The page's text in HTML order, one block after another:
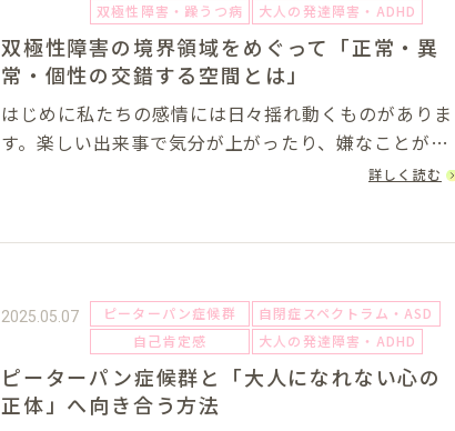
双極性障害・躁うつ病
大人の発達障害・ADHD
双極性障害の境界領域をめぐって「正常・異
常・個性の交錯する空間とは」
はじめに私たちの感情には日々揺れ動くものがありま
す。楽しい出来事で気分が上がったり、嫌なことがあ
ると沈んだりするのはごく自然なことです。ただ、そ
詳しく読む
2025.05.07 ピーターパン症候群
自閉症スペクトラム・ASD
自己肯定感
大人の発達障害・ADHD
ピーターパン症候群と「大人になれない心の
正体」へ向き合う方法